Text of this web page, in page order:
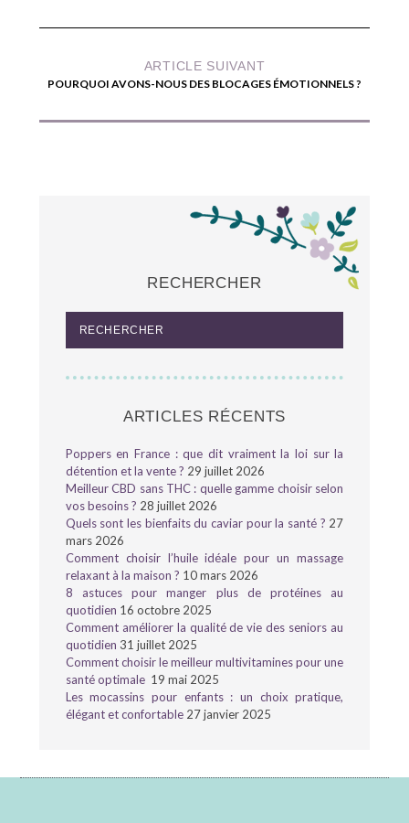
ARTICLE SUIVANT
POURQUOI AVONS-NOUS DES BLOCAGES ÉMOTIONNELS ?
RECHERCHER
ARTICLES RÉCENTS
Poppers en France : que dit vraiment la loi sur la
détention et la vente ? 29 juillet 2026
Meilleur CBD sans THC : quelle gamme choisir selon
vos besoins ? 28 juillet 2026
Quels sont les bienfaits du caviar pour la santé ? 27
mars 2026
Comment choisir l’huile idéale pour un massage
relaxant à la maison ? 10 mars 2026
8 astuces pour manger plus de protéines au
quotidien 16 octobre 2025
Comment améliorer la qualité de vie des seniors au
quotidien 31 juillet 2025
Comment choisir le meilleur multivitamines pour une
santé optimale 19 mai 2025
Les mocassins pour enfants : un choix pratique,
élégant et confortable 27 janvier 2025